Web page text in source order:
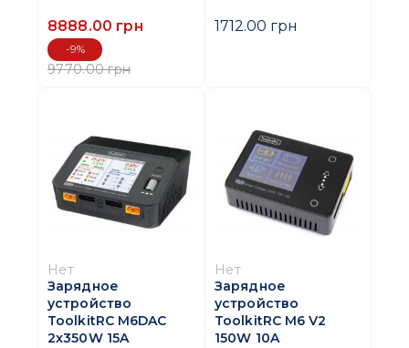
8888.00 грн
-9%
9770.00 грн
1712.00 грн
Нет
Зарядное
устройство
ToolkitRC M6DAC
2x350W 15A
Нет
Зарядное
устройство
ToolkitRC M6 V2
150W 10A